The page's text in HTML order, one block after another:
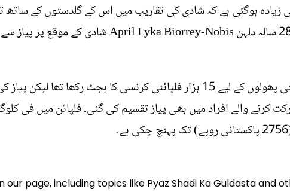
زیادہ ہوگئی ہے کہ شادی کی تقاریب میں اس کے گلدستوں کے ساتھ
page, including topics like Pyaz Shadi Ka Guldasta and